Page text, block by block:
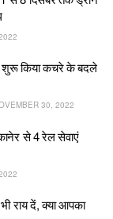
शुरू किया कचरे के बदले
30, 2022
से 4 रेल सेवाएं
राय दें, क्या आपका